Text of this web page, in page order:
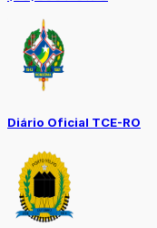
Diário Oficial TCE-RO